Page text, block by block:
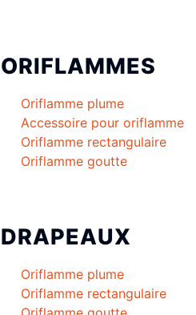
ORIFLAMMES
Oriflamme plume
Accessoire pour oriflamme
Oriflamme rectangulaire
Oriflamme goutte
DRAPEAUX
Oriflamme plume
Oriflamme rectangulaire